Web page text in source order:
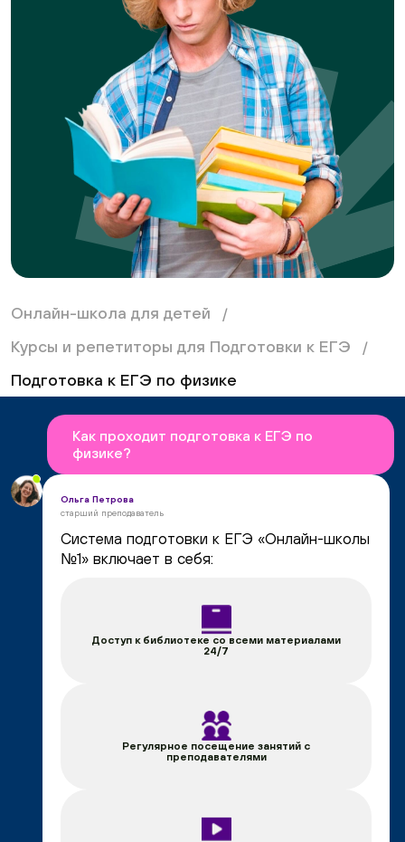
Онлайн-школа для детей
Курсы и репетиторы для Подготовки к ЕГЭ
Подготовка к ЕГЭ по физике
Как проходит подготовка к ЕГЭ по
физике?
Ольга Петрова
старший преподаватель
Система подготовки к ЕГЭ «Онлайн-школы
№1» включает в себя:
Доступ к библиотеке со всеми материалами
24/7
Регулярное посещение занятий с
преподавателями